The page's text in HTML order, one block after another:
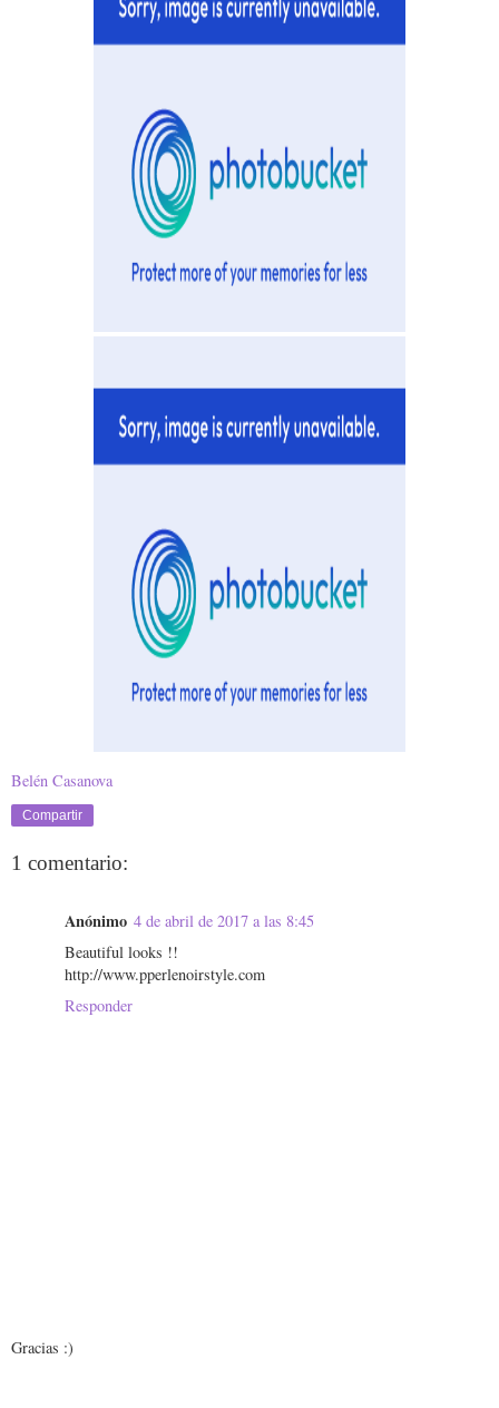
Belén Casanova
Compartir
1 comentario:
Anónimo 4 de abril de 2017 a las 8:45
Beautiful looks !!
http://www.pperlenoirstyle.com
Responder
Gracias :)